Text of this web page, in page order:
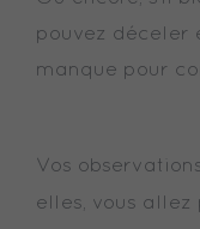
pouvez déceler
manque pour
Vos
elles, vous allez